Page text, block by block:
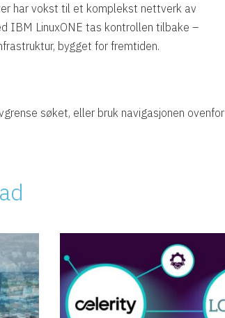
har vokst til et komplekst nettverk av
IBM LinuxONE tas kontrollen tilbake –
bygget for fremtiden.
søket, eller bruk navigasjonen ovenfor